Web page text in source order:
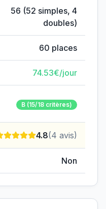
56 (52 simples, 4
doubles)
60 places
74.53€/jour
B (15/18 critères)
4.8(4 avis)
Non